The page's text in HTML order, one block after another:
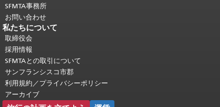
SFMTA事務所
お問い合わせ
私たちについて
取締役会
採用情報
SFMTAとの取引について
サンフランシスコ市郡
利用規約／プライバシーポリシー
アーカイブ